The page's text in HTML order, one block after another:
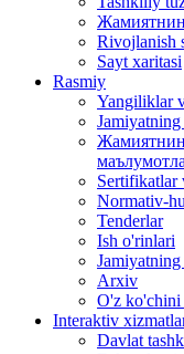
Rivojlanish
Sayt xaritasi
Rasmiy
Yangiliklar
Jamiyatning
Sertifikatlar
Normativ-
Tenderlar
Ish o'rinlari
Jamiyatning
Arxiv
O'z ko'chini
Interaktiv
Davlat